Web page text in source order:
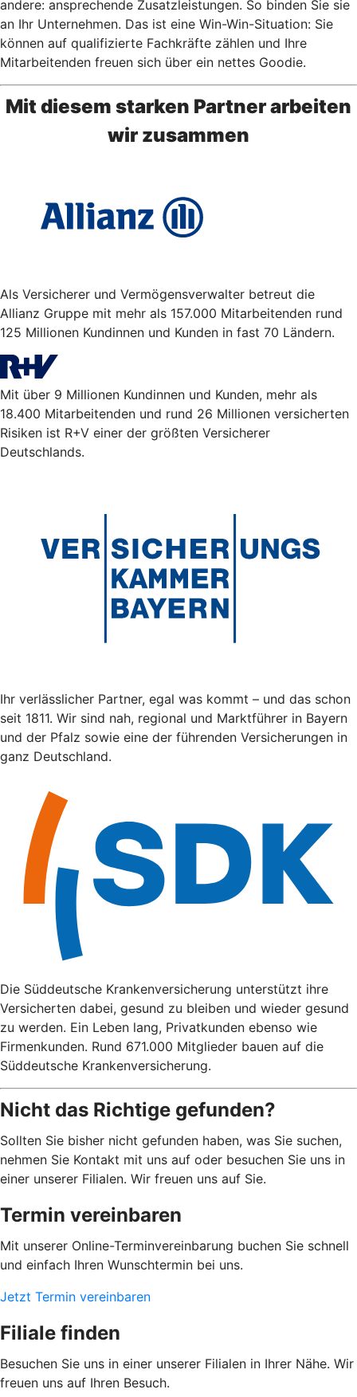
andere: ansprechende Zusatzleistungen. So binden Sie sie
an Ihr Unternehmen. Das ist eine Win-Win-Situation: Sie
können auf qualifizierte Fachkräfte zählen und Ihre
Mitarbeitenden freuen sich über ein nettes Goodie.
Mit diesem starken Partner arbeiten
wir zusammen
Als Versicherer und Vermögensverwalter betreut die
Allianz Gruppe mit mehr als 157.000 Mitarbeitenden rund
125 Millionen Kundinnen und Kunden in fast 70 Ländern.
Mit über 9 Millionen Kundinnen und Kunden, mehr als
18.400 Mitarbeitenden und rund 26 Millionen versicherten
Risiken ist R+V einer der größten Versicherer
Deutschlands.
Ihr verlässlicher Partner, egal was kommt – und das schon
seit 1811. Wir sind nah, regional und Marktführer in Bayern
und der Pfalz sowie eine der führenden Versicherungen in
ganz Deutschland.
Die Süddeutsche Krankenversicherung unterstützt ihre
Versicherten dabei, gesund zu bleiben und wieder gesund
zu werden. Ein Leben lang, Privatkunden ebenso wie
Firmenkunden. Rund 671.000 Mitglieder bauen auf die
Süddeutsche Krankenversicherung.
Nicht das Richtige gefunden?
Sollten Sie bisher nicht gefunden haben, was Sie suchen,
nehmen Sie Kontakt mit uns auf oder besuchen Sie uns in
einer unserer Filialen. Wir freuen uns auf Sie.
Termin vereinbaren
Mit unserer Online-Terminvereinbarung buchen Sie schnell
und einfach Ihren Wunschtermin bei uns.
Jetzt Termin vereinbaren
Filiale finden
Besuchen Sie uns in einer unserer Filialen in Ihrer Nähe. Wir
freuen uns auf Ihren Besuch.